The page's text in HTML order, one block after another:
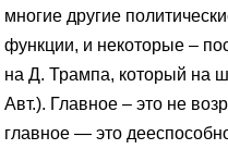
многие другие
функции, и некоторые –
на Д. Трампа, который на
Авт.). Главное – это не
главное — это